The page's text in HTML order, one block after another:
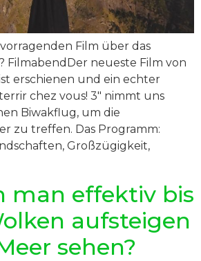
Film über das
FilmabendDer neueste Film von
erschienen und ein echter
chez vous! 3" nimmt uns
Biwakflug, um die
zu treffen. Das Programm:
Großzügigkeit,
man effektiv bis
aufsteigen
sehen?